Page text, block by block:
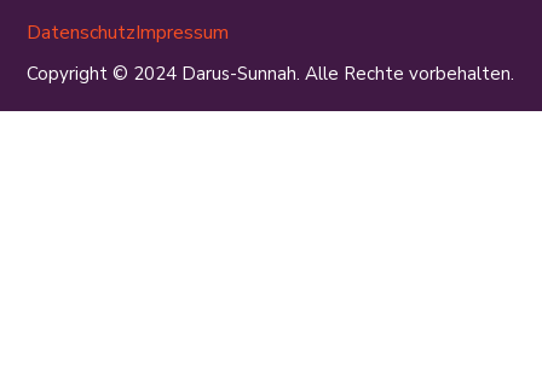
DatenschutzImpressum
Copyright © 2024 Darus-Sunnah. Alle Rechte vorbehalten.